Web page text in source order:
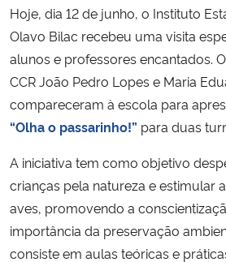
Ministério da Ciência, Tecnologia, Inovações e
Ministério do Meio Ambiente
Ministério do Turismo
Ministério do Desenvolvimento Regional
Controladoria-Geral da União
Ministério da Mulher, da Família e dos Direitos
Hoje, dia 12 de junho, o Instituto
Olavo Bilac recebeu uma visita
alunos e professores encantados.
CCR João Pedro Lopes e Maria
compareceram à escola para
“Olha o passarinho!” para duas
A iniciativa tem como objetivo
crianças pela natureza e estimular
aves, promovendo a
importância da preservação
consiste em aulas teóricas e